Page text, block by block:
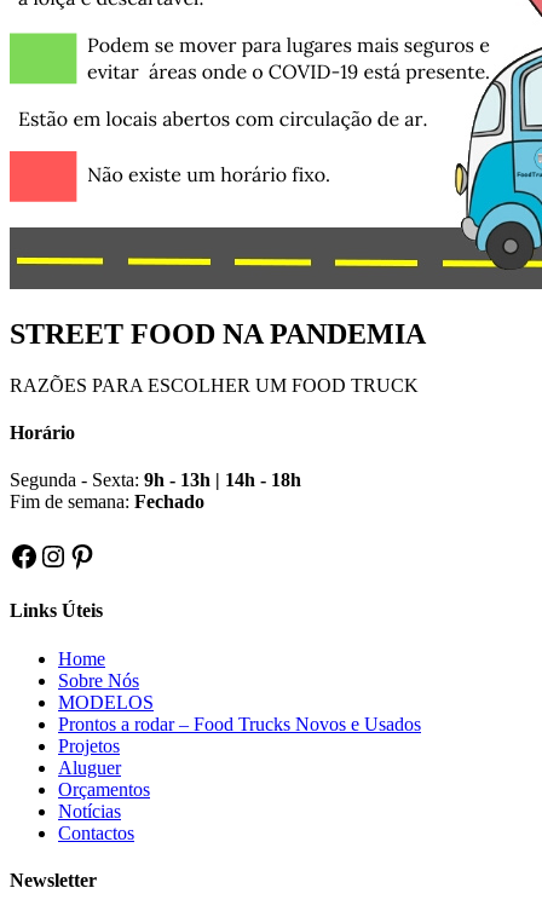
STREET FOOD NA PANDEMIA
RAZÕES PARA ESCOLHER UM FOOD TRUCK
Horário
Segunda - Sexta: 9h - 13h | 14h - 18h
Fim de semana: Fechado
Facebook
Instagram
Pinterest
Links Úteis
Home
Sobre Nós
MODELOS
Prontos a rodar – Food Trucks Novos e Usados
Projetos
Aluguer
Orçamentos
Notícias
Contactos
Newsletter